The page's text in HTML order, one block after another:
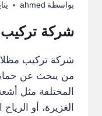
بواسطة ahmed يناير
شركة
شركة تركيب
من يبحث عن
المختلفة مثل
الغزيرة، أو